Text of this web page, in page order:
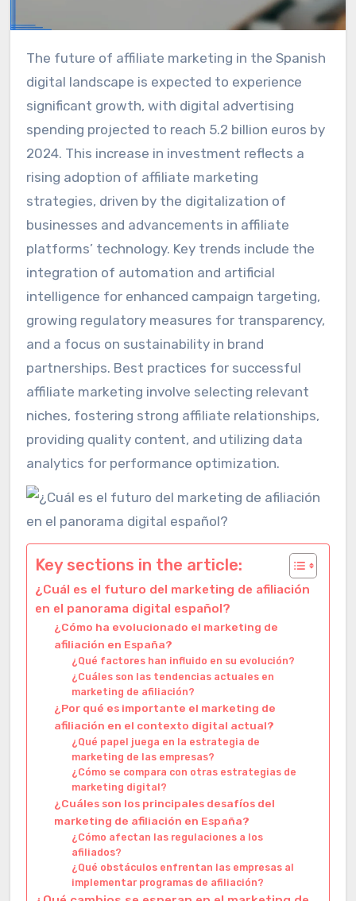
The future of affiliate marketing in the Spanish
digital landscape is expected to experience
significant growth, with digital advertising
spending projected to reach 5.2 billion euros by
2024. This increase in investment reflects a
rising adoption of affiliate marketing
strategies, driven by the digitalization of
businesses and advancements in affiliate
platforms’ technology. Key trends include the
integration of automation and artificial
intelligence for enhanced campaign targeting,
growing regulatory measures for transparency,
and a focus on sustainability in brand
partnerships. Best practices for successful
affiliate marketing involve selecting relevant
niches, fostering strong affiliate relationships,
providing quality content, and utilizing data
analytics for performance optimization.
Key sections in the article:
¿Cuál es el futuro del marketing de afiliación
en el panorama digital español?
¿Cómo ha evolucionado el marketing de
afiliación en España?
¿Qué factores han influido en su evolución?
¿Cuáles son las tendencias actuales en
marketing de afiliación?
¿Por qué es importante el marketing de
afiliación en el contexto digital actual?
¿Qué papel juega en la estrategia de
marketing de las empresas?
¿Cómo se compara con otras estrategias de
marketing digital?
¿Cuáles son los principales desafíos del
marketing de afiliación en España?
¿Cómo afectan las regulaciones a los
afiliados?
¿Qué obstáculos enfrentan las empresas al
implementar programas de afiliación?